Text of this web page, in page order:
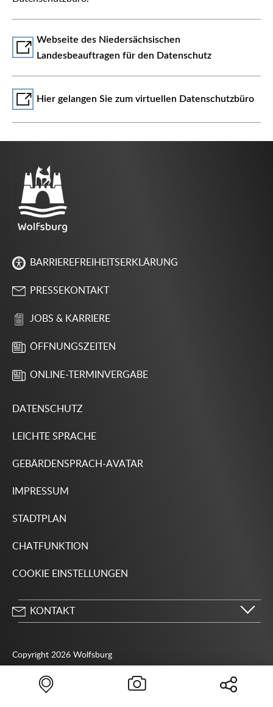
Webseite des Niedersächsischen
Landesbeauftragen für den Datenschutz
Hier gelangen Sie zum virtuellen Datenschutzbüro
BARRIEREFREIHEITSERKLÄRUNG
PRESSEKONTAKT
JOBS & KARRIERE
ÖFFNUNGSZEITEN
ONLINE-TERMINVERGABE
DATENSCHUTZ
LEICHTE SPRACHE
GEBÄRDENSPRACH-AVATAR
IMPRESSUM
STADTPLAN
CHATFUNKTION
COOKIE EINSTELLUNGEN
KONTAKT
38440 Wolfsburg
05361 28-1234
Copyright 2026 Wolfsburg